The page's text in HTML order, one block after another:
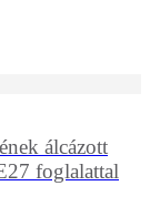
álcázott
foglalattal